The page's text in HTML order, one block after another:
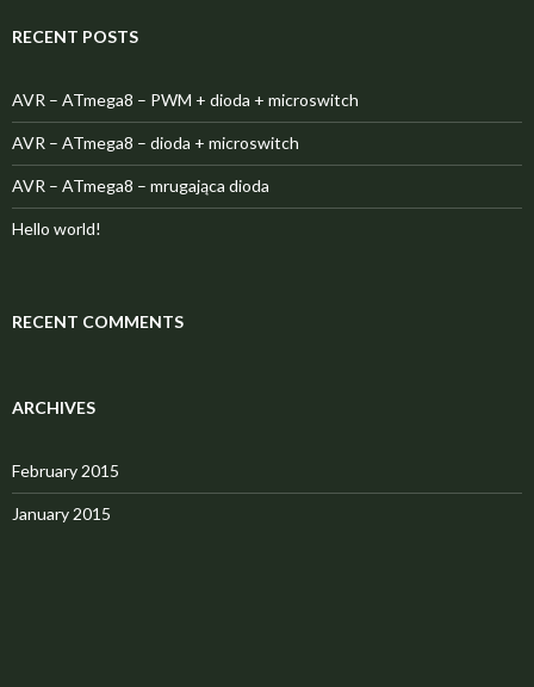
RECENT POSTS
AVR – ATmega8 – PWM + dioda + microswitch
AVR – ATmega8 – dioda + microswitch
AVR – ATmega8 – mrugająca dioda
Hello world!
RECENT COMMENTS
ARCHIVES
February 2015
January 2015